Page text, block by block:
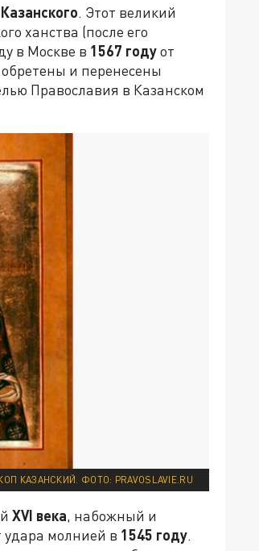
. Этот великий
ханства (после его
в Москве в 1567 годуот
и перенесены
Православия в Казанском
КАЗАНСКИЙ. ФОТО: PRAVOSLAVIE.RU
XVI века, набожный и
удара молнией в 1545 году.